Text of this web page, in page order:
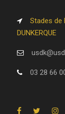
Stades de
DUNKERQUE
03 28 66